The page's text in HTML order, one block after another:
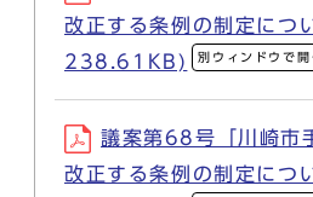
改正する条例の制定につ
238.61KB)
別ウィンドウで開
議案第68号「川崎市
改正する条例の制定につ